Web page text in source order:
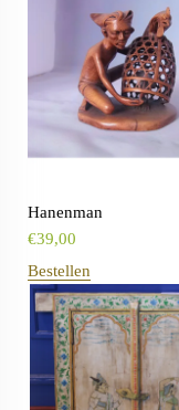
Hanenman
€39,00
Bestellen